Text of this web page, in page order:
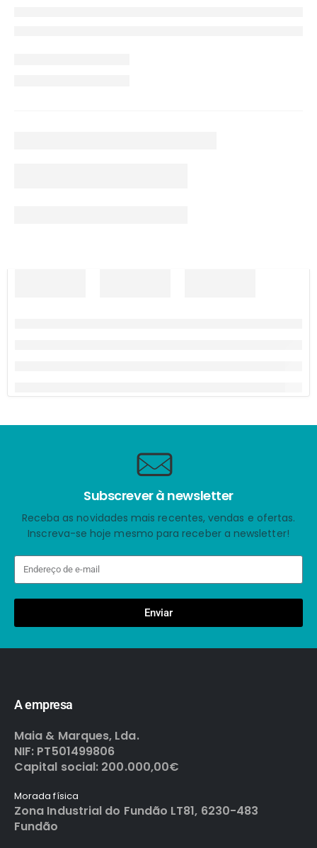
Subscrever à newsletter
Receba as novidades mais recentes, vendas e ofertas.
Inscreva-se hoje mesmo para receber a newsletter!
Enviar
A empresa
Maia & Marques, Lda.
NIF: PT501499806
Capital social: 200.000,00€
Morada física
Zona Industrial do Fundão LT81, 6230-483
Fundão